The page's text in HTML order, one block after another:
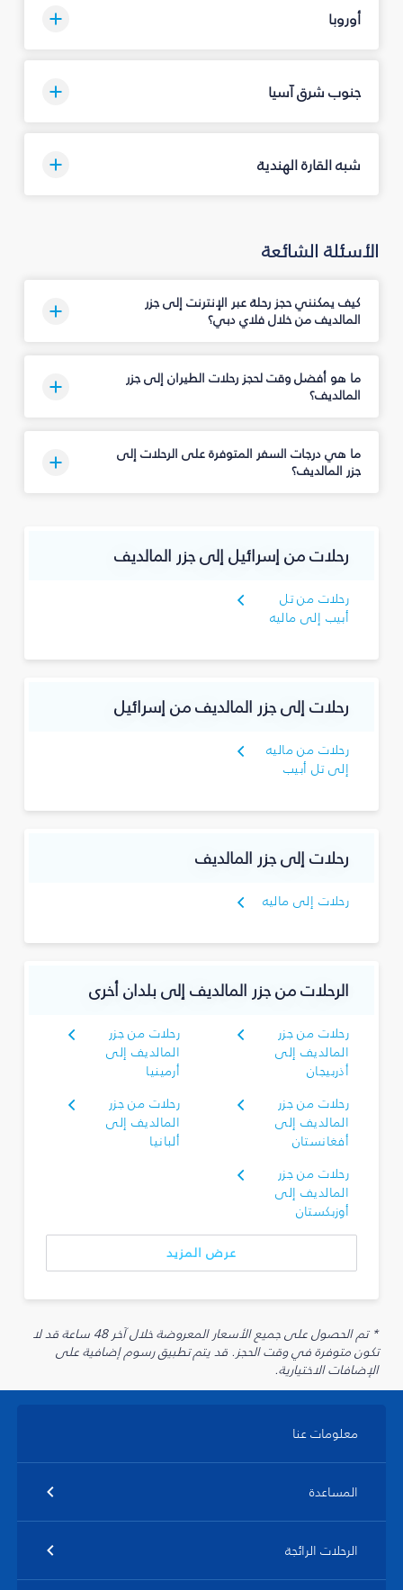
أوروبا
جنوب شرق آسيا
شبه القارة الهندية
الأسئلة الشائعة
كيف يمكنني حجز رحلة عبر الإنترنت إلى جزر
المالديف من خلال فلاي دبي؟
ما هو أفضل وقت لحجز رحلات الطيران إلى جزر
المالديف؟
ما هي درجات السفر المتوفرة على الرحلات إلى
جزر المالديف؟
رحلات من إسرائيل إلى جزر المالديف
رحلات من تل
أبيب إلى ماليه
رحلات إلى جزر المالديف من إسرائيل
رحلات من ماليه
إلى تل أبيب
رحلات إلى جزر المالديف
رحلات إلى ماليه
الرحلات من جزر المالديف إلى بلدان أخرى
رحلات من جزر
المالديف إلى
أذربيجان
رحلات من جزر
المالديف إلى
أرمينيا
رحلات من جزر
المالديف إلى
أفغانستان
رحلات من جزر
المالديف إلى
ألبانيا
رحلات من جزر
المالديف إلى
أوزبكستان
عرض المزيد
* تم الحصول على جميع الأسعار المعروضة خلال آخر 48 ساعة قد لا
تكون متوفرة في وقت الحجز. قد يتم تطبيق رسوم إضافية على
الإضافات الاختيارية.
معلومات عنا
المساعدة
الرحلات الرائجة